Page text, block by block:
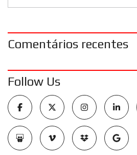
Comentários recentes
Follow Us